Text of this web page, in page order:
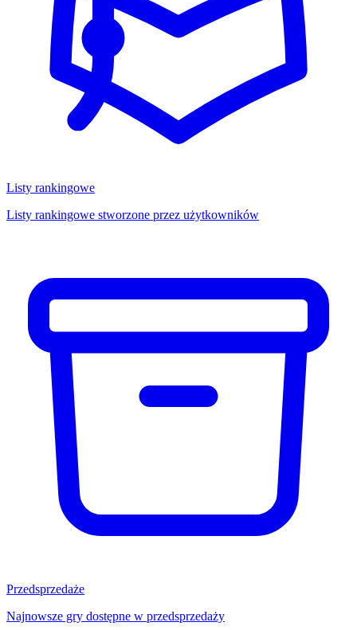
Listy rankingowe
Listy rankingowe stworzone przez użytkowników
Przedsprzedaże
Najnowsze gry dostępne w przedsprzedaży